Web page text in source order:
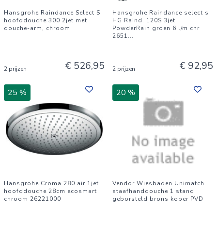
Hansgrohe Raindance Select S
hoofddouche 300 2jet met
douche-arm, chroom
2 prijzen € 526,95
Hansgrohe Raindance select s
HG Raind. 120S 3jet
PowderRain groen 6 l/m chr
2651...
2 prijzen € 92,95
25 %
Hansgrohe Croma 280 air 1jet
hoofddouche 28cm ecosmart
chroom 26221000
20 %
Vendor Wiesbaden Unimatch
staafhanddouche 1 stand
geborsteld brons koper PVD